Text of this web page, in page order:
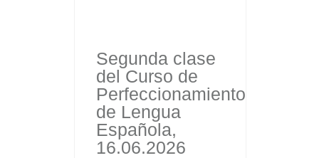
Segunda clase
del Curso de
Perfeccionamiento
de Lengua
Española,
16.06.2026